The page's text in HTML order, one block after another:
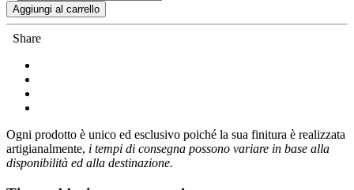
Aggiungi al carrello
Share
Ogni prodotto è unico ed esclusivo poiché la sua finitura è realizzata
artigianalmente, i tempi di consegna possono variare in base alla
disponibilità ed alla destinazione.